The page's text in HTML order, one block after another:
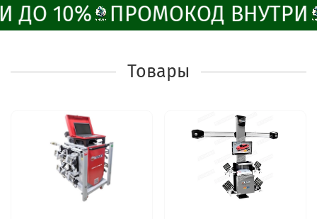
ДО 10% ПРОМОКОД ВНУТРИ
Товары